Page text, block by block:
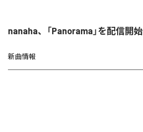
nanaha、「Panorama」を配信開始
新曲情報